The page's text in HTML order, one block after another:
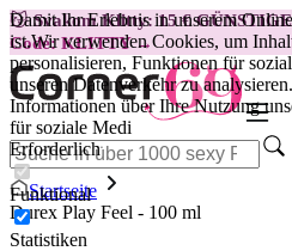
Damit Ihr Erlebnis in unserem
ist.Wir verwenden Cookies, um
personalisieren, Funktionen für
unseren Datenverkehr zu
Informationen über Ihre Nutzung
für soziale Medi
Erforderlich
Funktional
Statistiken
😽Svakom Klitty: 15 €
Code: KLITTY →
Startseite
Durex Play Feel - 100 ml